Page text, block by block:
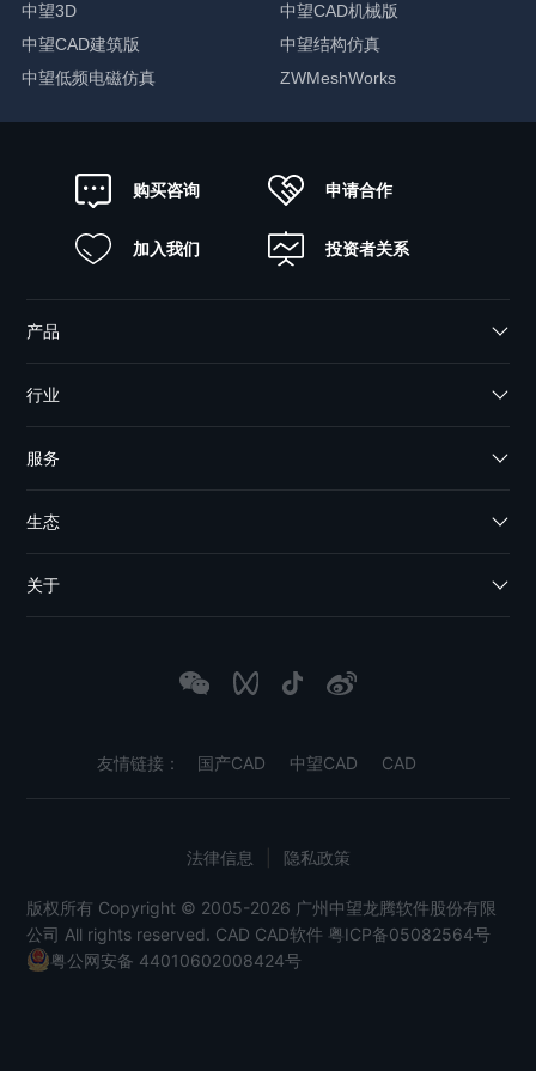
中望3D
中望CAD机械版
中望CAD建筑版
中望结构仿真
中望低频电磁仿真
ZWMeshWorks
购买咨询 申请合作
加入我们 投资者关系
产品
行业
服务
生态
关于
友情链接： 国产CAD 中望CAD CAD
版权所有 Copyright © 2005-2026 广州中望龙腾软件股份有限
公司 All rights reserved. CAD CAD软件 粤ICP备05082564号
粤公网安备 44010602008424号
法律信息 隐私政策